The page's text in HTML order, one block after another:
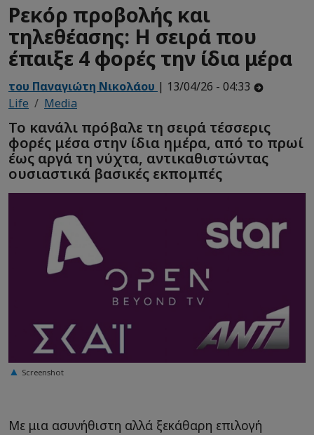
Ρεκόρ προβολής και
τηλεθέασης: Η σειρά που
έπαιξε 4 φορές την ίδια μέρα
του Παναγιώτη Νικολάου | 13/04/26 - 04:33
Life
Media
Το κανάλι πρόβαλε τη σειρά τέσσερις
φορές μέσα στην ίδια ημέρα, από το πρωί
έως αργά τη νύχτα, αντικαθιστώντας
ουσιαστικά βασικές εκπομπές
Screenshot
Με μια ασυνήθιστη αλλά ξεκάθαρη επιλογή